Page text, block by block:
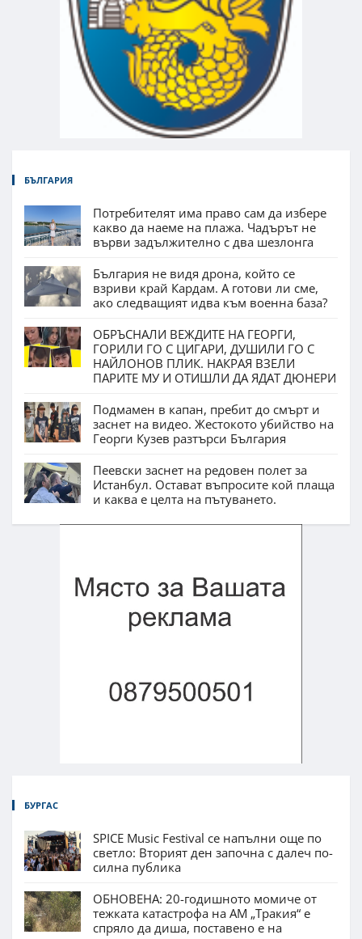
БЪЛГАРИЯ
Потребителят има право сам да избере
какво да наеме на плажа. Чадърът не
върви задължително с два шезлонга
България не видя дрона, който се
взриви край Кардам. А готови ли сме,
ако следващият идва към военна база?
ОБРЪСНАЛИ ВЕЖДИТЕ НА ГЕОРГИ,
ГОРИЛИ ГО С ЦИГАРИ, ДУШИЛИ ГО С
НАЙЛОНОВ ПЛИК. НАКРАЯ ВЗЕЛИ
ПАРИТЕ МУ И ОТИШЛИ ДА ЯДАТ ДЮНЕРИ
Подмамен в капан, пребит до смърт и
заснет на видео. Жестокото убийство на
Георги Кузев разтърси България
Пеевски заснет на редовен полет за
Истанбул. Остават въпросите кой плаща
и каква е целта на пътуването.
БУРГАС
SPICE Music Festival се напълни още по
светло: Вторият ден започна с далеч по-
силна публика
ОБНОВЕНА: 20-годишното момиче от
тежката катастрофа на АМ „Тракия“ е
спряло да диша, поставено е на